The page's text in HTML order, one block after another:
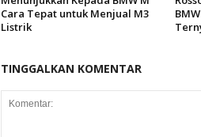
Cara Tepat untuk Menjual M3
Listrik
TINGGALKAN KOMENTAR